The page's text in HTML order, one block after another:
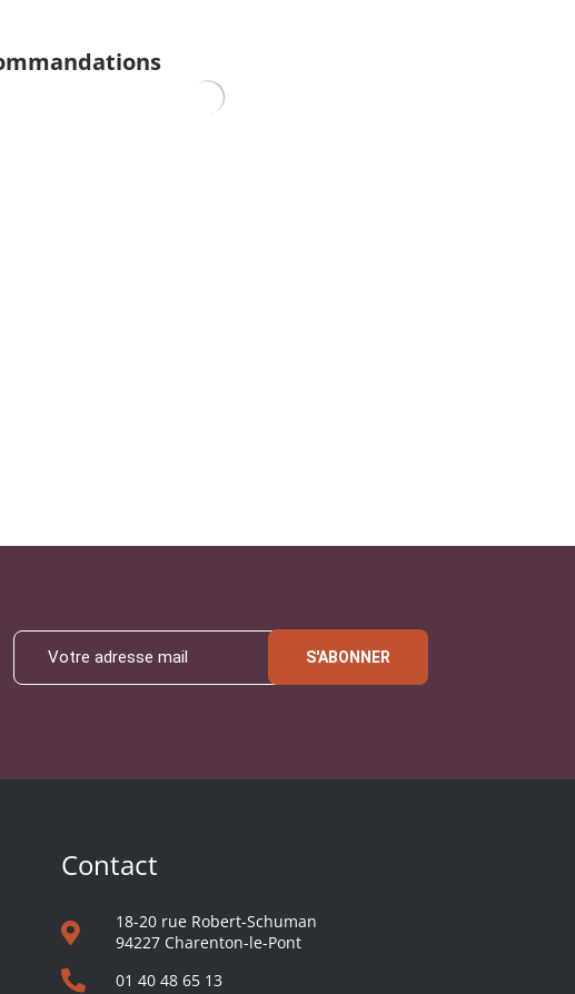
S'ABONNER
Contact
18-20 rue Robert-Schuman
94227 Charenton-le-Pont
01 40 48 65 13